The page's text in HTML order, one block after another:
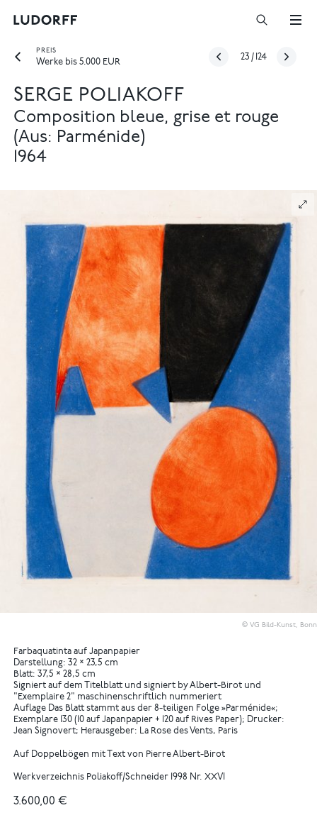
PREIS
Werke bis 5.000 EUR
23 / 124
SERGE POLIAKOFF
Composition bleue, grise et rouge
(Aus: Parménide)
1964
© VG Bild-Kunst, Bonn
Farbaquatinta auf Japanpapier
Darstellung: 32 × 23,5 cm
Blatt: 37,5 × 28,5 cm
Signiert auf dem Titelblatt und signiert by Albert-Birot und
"Exemplaire 2" maschinenschriftlich nummeriert
Auflage Das Blatt stammt aus der 8-teiligen Folge »Parménide«;
Exemplare 130 (10 auf Japanpapier + 120 auf Rives Paper); Drucker:
Jean Signovert; Herausgeber: La Rose des Vents, Paris
Auf Doppelbögen mit Text von Pierre Albert-Birot
Werkverzeichnis Poliakoff/Schneider 1998 Nr. XXVI
3.600,00 €